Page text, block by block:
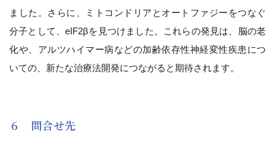
ました。さらに、ミトコンドリアとオートファジーをつなぐ
分子として、eIF2βを見つけました。これらの発見は、脳の老
化や、アルツハイマー病などの加齢依存性神経変性疾患につ
いての、新たな治療法開発につながると期待されます。
６ 問合せ先